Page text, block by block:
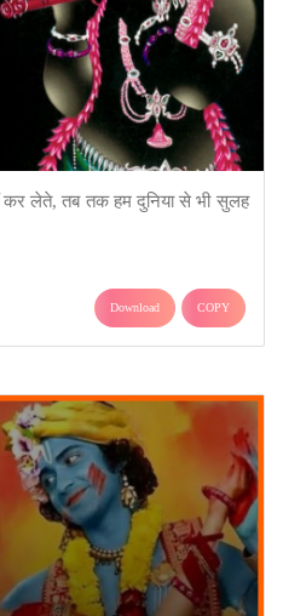
लेते, तब तक हम दुनिया से भी सुलह
Download COPY